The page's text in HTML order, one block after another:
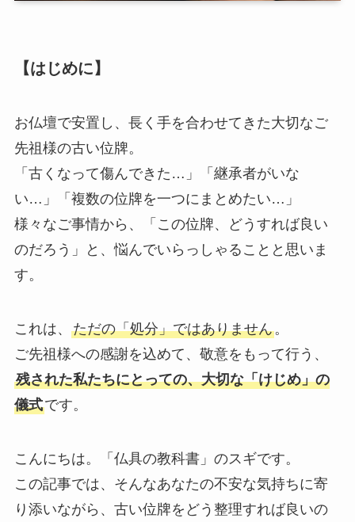
【はじめに】
お仏壇で安置し、長く手を合わせてきた大切なご
先祖様の古い位牌。
「古くなって傷んできた…」「継承者がいな
い…」「複数の位牌を一つにまとめたい…」
様々なご事情から、「この位牌、どうすれば良い
のだろう」と、悩んでいらっしゃることと思いま
す。
これは、 ただの「処分」ではありません。
ご先祖様への感謝を込めて、敬意をもって行う、
残された私たちにとっての、大切な「けじめ」の
儀式です。
こんにちは。「仏具の教科書」のスギです。
この記事では、そんなあなたの不安な気持ちに寄
り添いながら、古い位牌をどう整理すれば良いの